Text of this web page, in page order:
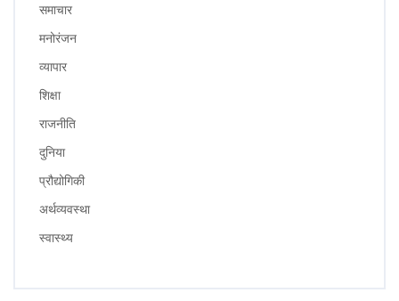
समाचार
मनोरंजन
व्यापार
शिक्षा
राजनीति
दुनिया
प्रौद्योगिकी
अर्थव्यवस्था
स्वास्थ्य